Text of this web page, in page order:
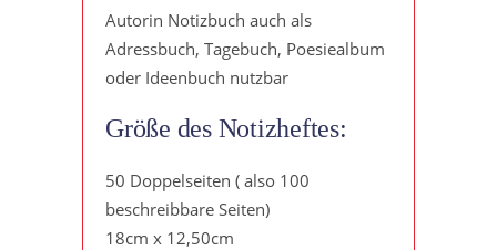
Autorin Notizbuch auch als
Adressbuch, Tagebuch, Poesiealbum
oder Ideenbuch nutzbar
Größe des Notizheftes:
50 Doppelseiten ( also 100
beschreibbare Seiten)
18cm x 12,50cm